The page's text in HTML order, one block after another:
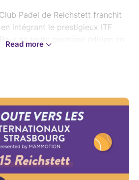
Padel de Reichstett franchit
intégrant le prestigieux ITF
sa toute première édition en
les Internationaux de Strasbourg
le tournoi offre à la
wild-card pour les
qui auront lieu du 16 au 23 mai
! De l'arbitrage international
Read more